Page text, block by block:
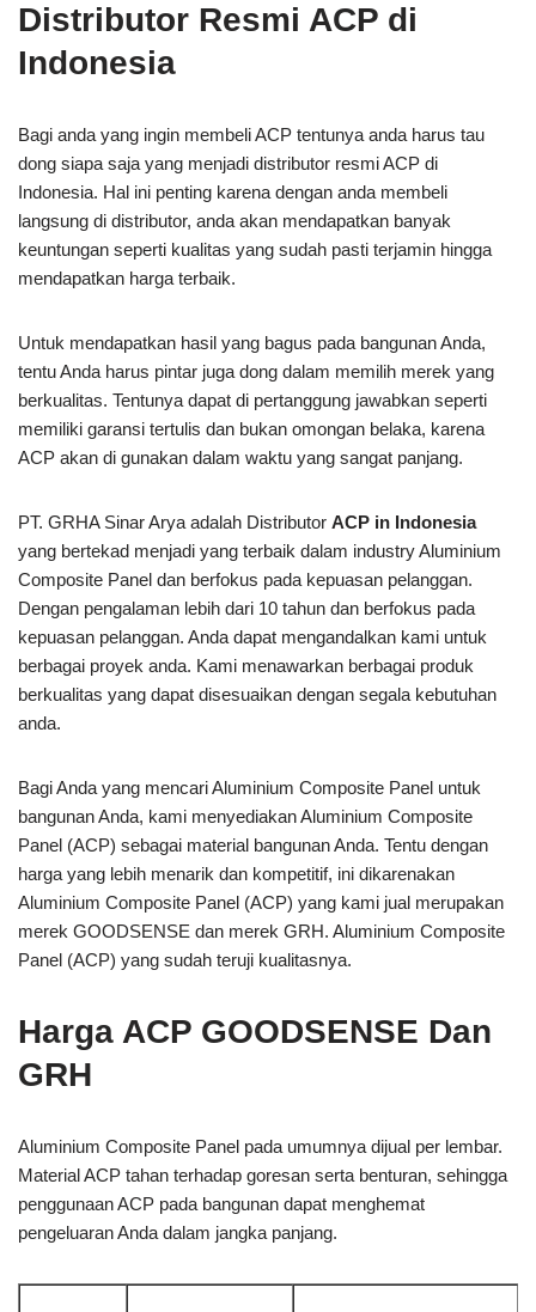
Distributor Resmi ACP di
Indonesia
Bagi anda yang ingin membeli ACP tentunya anda harus tau
dong siapa saja yang menjadi distributor resmi ACP di
Indonesia. Hal ini penting karena dengan anda membeli
langsung di distributor, anda akan mendapatkan banyak
keuntungan seperti kualitas yang sudah pasti terjamin hingga
mendapatkan harga terbaik.
Untuk mendapatkan hasil yang bagus pada bangunan Anda,
tentu Anda harus pintar juga dong dalam memilih merek yang
berkualitas. Tentunya dapat di pertanggung jawabkan seperti
memiliki garansi tertulis dan bukan omongan belaka, karena
ACP akan di gunakan dalam waktu yang sangat panjang.
PT. GRHA Sinar Arya adalah Distributor ACP in Indonesia
yang bertekad menjadi yang terbaik dalam industry Aluminium
Composite Panel dan berfokus pada kepuasan pelanggan.
Dengan pengalaman lebih dari 10 tahun dan berfokus pada
kepuasan pelanggan. Anda dapat mengandalkan kami untuk
berbagai proyek anda. Kami menawarkan berbagai produk
berkualitas yang dapat disesuaikan dengan segala kebutuhan
anda.
Bagi Anda yang mencari Aluminium Composite Panel untuk
bangunan Anda, kami menyediakan Aluminium Composite
Panel (ACP) sebagai material bangunan Anda. Tentu dengan
harga yang lebih menarik dan kompetitif, ini dikarenakan
Aluminium Composite Panel (ACP) yang kami jual merupakan
merek GOODSENSE dan merek GRH. Aluminium Composite
Panel (ACP) yang sudah teruji kualitasnya.
Harga ACP GOODSENSE Dan
GRH
Aluminium Composite Panel pada umumnya dijual per lembar.
Material ACP tahan terhadap goresan serta benturan, sehingga
penggunaan ACP pada bangunan dapat menghemat
pengeluaran Anda dalam jangka panjang.